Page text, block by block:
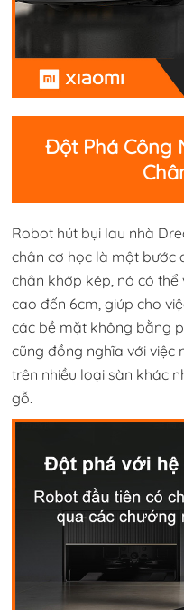
Đột Phá Công
Robot hút bụi lau nhà
chân cơ học là một bước
chân khớp kép, nó có
cao đến 6cm, giúp cho
các bề mặt không bằng
cũng đồng nghĩa với việc
trên nhiều loại sàn khác
gỗ.